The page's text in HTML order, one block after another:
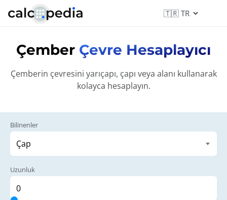
Çember Çevre Hesaplayıcı
Çemberin çevresini yarıçapı, çapı veya alanı kullanarak
kolayca hesaplayın.
Bilinenler
Uzunluk